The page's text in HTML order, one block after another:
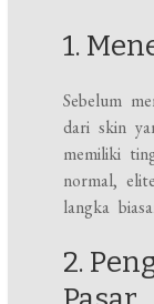
1.
Sebelum
dari skin
memiliki
normal,
langka
2.